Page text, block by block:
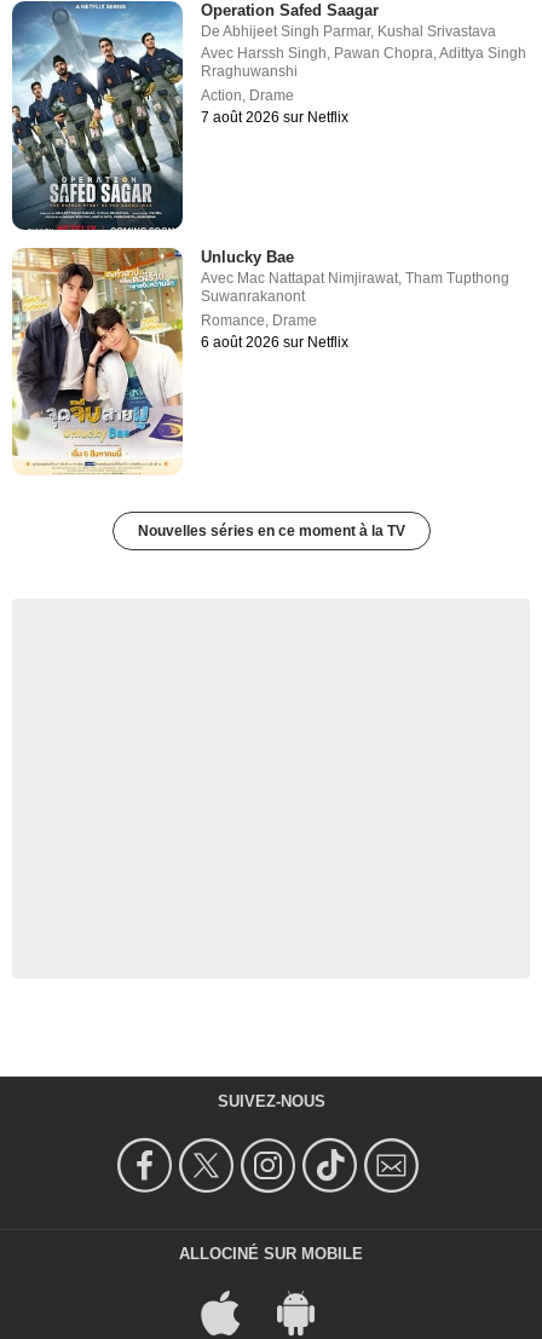
Operation Safed Saagar
DeAbhijeet Singh Parmar, Kushal Srivastava
Avec Harssh Singh, Pawan Chopra,Adittya Singh
Rraghuwanshi
Action, Drame
7 août 2026 sur Netflix
Unlucky Bae
Avec Mac Nattapat Nimjirawat ,Tham Tupthong
Suwanrakanont
Romance Drame
6 août 2026 sur Netflix
Nouvelles séries en ce moment à la TV
SUIVEZ-NOUS
ALLOCINÉ SUR MOBILE